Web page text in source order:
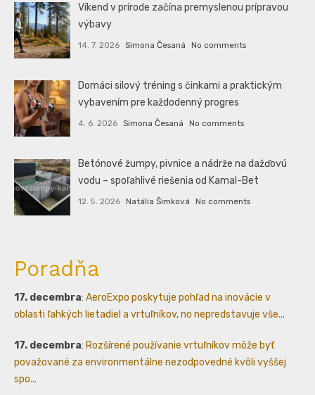
Víkend v prírode začína premyslenou prípravou
výbavy
14. 7. 2026 Simona Česaná No comments
Domáci silový tréning s činkami a praktickým
vybavením pre každodenný progres
4. 6. 2026 Simona Česaná No comments
Betónové žumpy, pivnice a nádrže na dažďovú
vodu – spoľahlivé riešenia od Kamal-Bet
12. 5. 2026 Natália Šimková No comments
Poradňa
17. decembra: AeroExpo poskytuje pohľad na inovácie v
oblasti ľahkých lietadiel a vrtuľníkov, no nepredstavuje vše...
17. decembra: Rozšírené používanie vrtuľníkov môže byť
považované za environmentálne nezodpovedné kvôli vyššej
spo...